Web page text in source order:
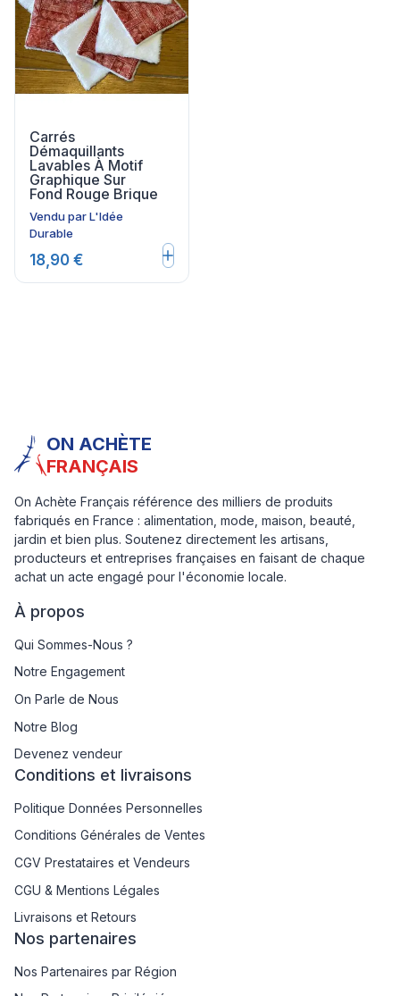
Carrés
Démaquillants
Lavables À Motif
Graphique Sur
Fond Rouge Brique
Vendu parL'Idée
Durable
18,90 €
ON ACHÈTE
FRANÇAIS
On Achète Français référence des milliers de produits
fabriqués en France : alimentation, mode, maison, beauté,
jardin et bien plus. Soutenez directement les artisans,
producteurs et entreprises françaises en faisant de chaque
achat un acte engagé pour l'économie locale.
À propos
Qui Sommes-Nous ?
Notre Engagement
On Parle de Nous
Notre Blog
Devenez vendeur
Conditions et livraisons
Politique Données Personnelles
Conditions Générales de Ventes
CGV Prestataires et Vendeurs
CGU & Mentions Légales
Livraisons et Retours
Nos partenaires
Nos Partenaires par Région